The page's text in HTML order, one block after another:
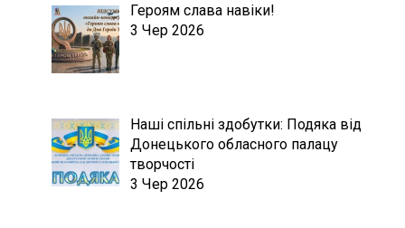
Героям слава навіки!
3 Чер 2026
Наші спільні здобутки: Подяка від
Донецького обласного палацу
творчості
3 Чер 2026